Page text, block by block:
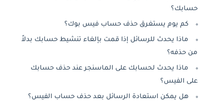
حسابك؟
كم يوم يستغرق حذف حساب فيس بوك؟
ماذا يحدث للرسائل إذا قمت بإلغاء تنشيط حسابك بدلاً
من حذفه؟
ماذا يحدث لحسابك على الماسنجر عند حذف حسابك
على الفيس؟
هل يمكن استعادة الرسائل بعد حذف حساب الفيس؟